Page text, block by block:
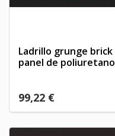
Ladrillo grunge brick
panel de poliuretano
99,22 €